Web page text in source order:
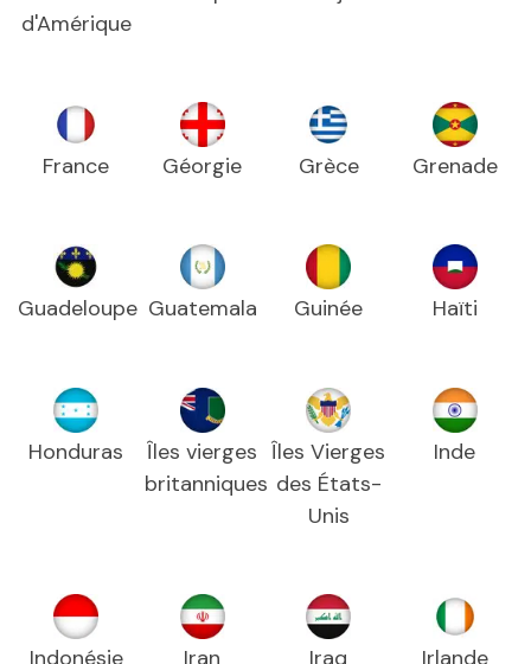
d'Amérique
France Géorgie Grèce Grenade
Guadeloupe Guatemala Guinée Haïti
Honduras
Îles vierges
britanniques
Îles Vierges
des États-
Unis
Inde
Indonésie Iran Iraq Irlande